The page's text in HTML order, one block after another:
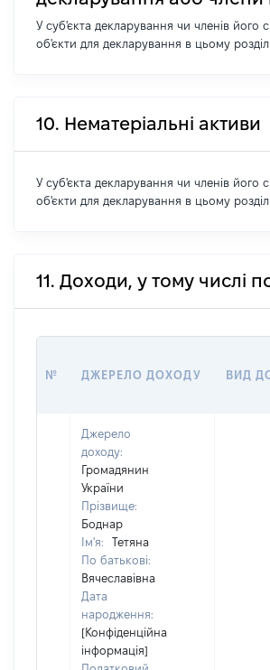
У суб'єкта декларування чи членів його
об'єкти для декларування в цьому
10. Нематеріальні активи
У суб'єкта декларування чи членів його
об'єкти для декларування в цьому
11. Доходи, у тому числі
№ ДЖЕРЕЛО ДОХОДУ ВИД
Джерело
доходу:
Громадянин
України
Прізвище:
Боднар
Ім'я:
Тетяна
По батькові:
Вячеславівна
Дата
народження:
[Конфіденційна
інформація]